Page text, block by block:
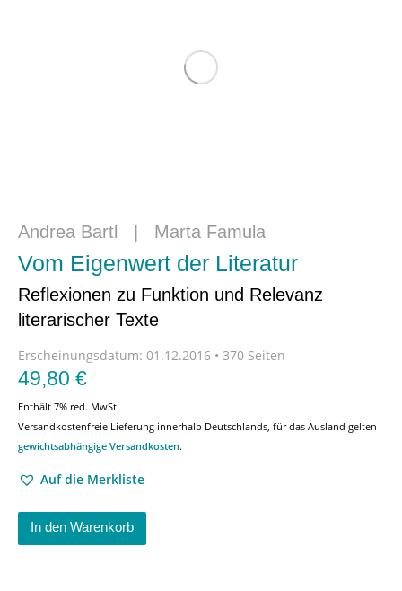
Andrea Bartl Marta Famula
Vom Eigenwert der Literatur
Reflexionen zu Funktion und Relevanz
literarischer Texte
Erscheinungsdatum: 01.12.2016 • 370 Seiten
49,80 €
Enthält 7% red. MwSt.
Versandkostenfreie Lieferung innerhalb Deutschlands, für das Ausland gelten
gewichtsabhängige Versandkosten.
Auf die Merkliste
In den Warenkorb